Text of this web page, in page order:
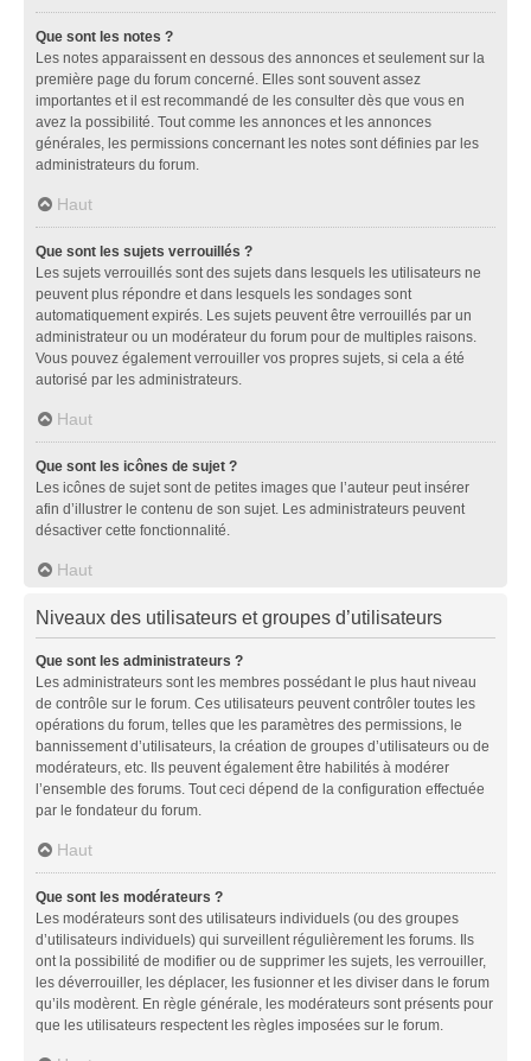
Que sont les notes ?
Les notes apparaissent en dessous des annonces et seulement sur la
première page du forum concerné. Elles sont souvent assez
importantes et il est recommandé de les consulter dès que vous en
avez la possibilité. Tout comme les annonces et les annonces
générales, les permissions concernant les notes sont définies par les
administrateurs du forum.
Haut
Que sont les sujets verrouillés ?
Les sujets verrouillés sont des sujets dans lesquels les utilisateurs ne
peuvent plus répondre et dans lesquels les sondages sont
automatiquement expirés. Les sujets peuvent être verrouillés par un
administrateur ou un modérateur du forum pour de multiples raisons.
Vous pouvez également verrouiller vos propres sujets, si cela a été
autorisé par les administrateurs.
Haut
Que sont les icônes de sujet ?
Les icônes de sujet sont de petites images que l’auteur peut insérer
afin d’illustrer le contenu de son sujet. Les administrateurs peuvent
désactiver cette fonctionnalité.
Haut
Niveaux des utilisateurs et groupes d’utilisateurs
Que sont les administrateurs ?
Les administrateurs sont les membres possédant le plus haut niveau
de contrôle sur le forum. Ces utilisateurs peuvent contrôler toutes les
opérations du forum, telles que les paramètres des permissions, le
bannissement d’utilisateurs, la création de groupes d’utilisateurs ou de
modérateurs, etc. Ils peuvent également être habilités à modérer
l’ensemble des forums. Tout ceci dépend de la configuration effectuée
par le fondateur du forum.
Haut
Que sont les modérateurs ?
Les modérateurs sont des utilisateurs individuels (ou des groupes
d’utilisateurs individuels) qui surveillent régulièrement les forums. Ils
ont la possibilité de modifier ou de supprimer les sujets, les verrouiller,
les déverrouiller, les déplacer, les fusionner et les diviser dans le forum
qu’ils modèrent. En règle générale, les modérateurs sont présents pour
que les utilisateurs respectent les règles imposées sur le forum.